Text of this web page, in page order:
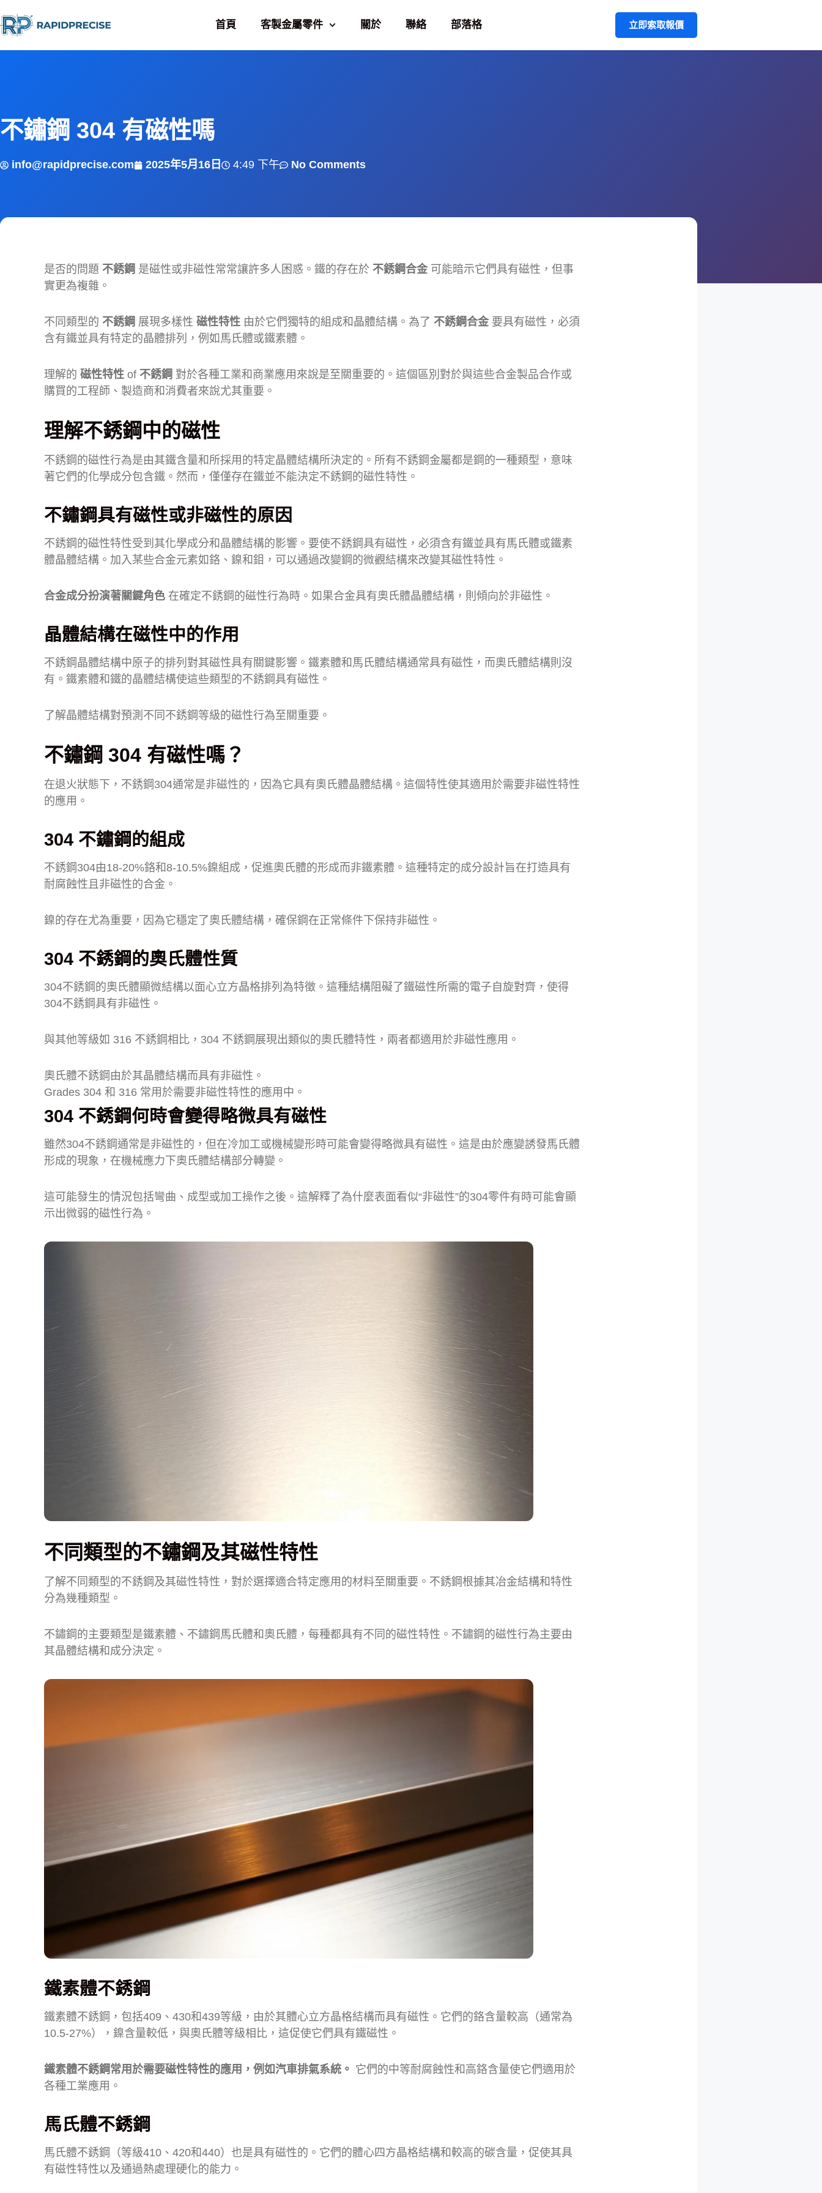
首頁 客製金屬零件 關於 聯絡 部落格 立即索取報價
不鏽鋼 304 有磁性嗎
info@rapidprecise.com 2025年5月16日 4:49 下午 No Comments
是否的問題 不銹鋼 是磁性或非磁性常常讓許多人困惑。鐵的存在於 不銹鋼合金 可能暗示它們具有磁性，但事
實更為複雜。
不同類型的 不銹鋼 展現多樣性 磁性特性 由於它們獨特的組成和晶體結構。為了 不銹鋼合金 要具有磁性，必須
含有鐵並具有特定的晶體排列，例如馬氏體或鐵素體。
理解的 磁性特性 of 不銹鋼 對於各種工業和商業應用來說是至關重要的。這個區別對於與這些合金製品合作或
購買的工程師、製造商和消費者來說尤其重要。
理解不銹鋼中的磁性
不銹鋼的磁性行為是由其鐵含量和所採用的特定晶體結構所決定的。所有不銹鋼金屬都是鋼的一種類型，意味
著它們的化學成分包含鐵。然而，僅僅存在鐵並不能決定不銹鋼的磁性特性。
不鏽鋼具有磁性或非磁性的原因
不銹鋼的磁性特性受到其化學成分和晶體結構的影響。要使不銹鋼具有磁性，必須含有鐵並具有馬氏體或鐵素
體晶體結構。加入某些合金元素如鉻、鎳和鉬，可以通過改變鋼的微觀結構來改變其磁性特性。
合金成分扮演著關鍵角色 在確定不銹鋼的磁性行為時。如果合金具有奧氏體晶體結構，則傾向於非磁性。
晶體結構在磁性中的作用
不銹鋼晶體結構中原子的排列對其磁性具有關鍵影響。鐵素體和馬氏體結構通常具有磁性，而奧氏體結構則沒
有。鐵素體和鐵的晶體結構使這些類型的不銹鋼具有磁性。
了解晶體結構對預測不同不銹鋼等級的磁性行為至關重要。
不鏽鋼 304 有磁性嗎？
在退火狀態下，不銹鋼304通常是非磁性的，因為它具有奧氏體晶體結構。這個特性使其適用於需要非磁性特性
的應用。
304 不鏽鋼的組成
不銹鋼304由18-20%鉻和8-10.5%鎳組成，促進奧氏體的形成而非鐵素體。這種特定的成分設計旨在打造具有
耐腐蝕性且非磁性的合金。
鎳的存在尤為重要，因為它穩定了奧氏體結構，確保鋼在正常條件下保持非磁性。
304 不銹鋼的奧氏體性質
304不銹鋼的奧氏體顯微結構以面心立方晶格排列為特徵。這種結構阻礙了鐵磁性所需的電子自旋對齊，使得
304不銹鋼具有非磁性。
與其他等級如 316 不銹鋼相比，304 不銹鋼展現出類似的奧氏體特性，兩者都適用於非磁性應用。
奧氏體不銹鋼由於其晶體結構而具有非磁性。
Grades 304 和 316 常用於需要非磁性特性的應用中。
304 不銹鋼何時會變得略微具有磁性
雖然304不銹鋼通常是非磁性的，但在冷加工或機械變形時可能會變得略微具有磁性。這是由於應變誘發馬氏體
形成的現象，在機械應力下奧氏體結構部分轉變。
這可能發生的情況包括彎曲、成型或加工操作之後。這解釋了為什麼表面看似“非磁性”的304零件有時可能會顯
示出微弱的磁性行為。
不同類型的不鏽鋼及其磁性特性
了解不同類型的不銹鋼及其磁性特性，對於選擇適合特定應用的材料至關重要。不銹鋼根據其冶金結構和特性
分為幾種類型。
不鏽鋼的主要類型是鐵素體、不鏽鋼馬氏體和奧氏體，每種都具有不同的磁性特性。不鏽鋼的磁性行為主要由
其晶體結構和成分決定。
鐵素體不銹鋼
鐵素體不銹鋼，包括409、430和439等級，由於其體心立方晶格結構而具有磁性。它們的鉻含量較高（通常為
10.5-27%），鎳含量較低，與奧氏體等級相比，這促使它們具有鐵磁性。
鐵素體不銹鋼常用於需要磁性特性的應用，例如汽車排氣系統。 它們的中等耐腐蝕性和高鉻含量使它們適用於
各種工業應用。
馬氏體不銹鋼
馬氏體不銹鋼（等級410、420和440）也是具有磁性的。它們的體心四方晶格結構和較高的碳含量，促使其具
有磁性特性以及通過熱處理硬化的能力。